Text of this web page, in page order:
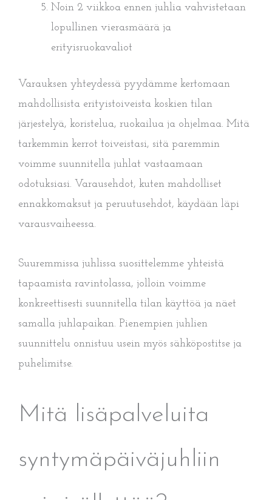
Noin 2 viikkoa ennen juhlia vahvistetaan
lopullinen vierasmäärä ja
erityisruokavaliot
Varauksen yhteydessä pyydämme kertomaan
mahdollisista erityistoiveista koskien tilan
järjestelyä, koristelua, ruokailua ja ohjelmaa. Mitä
tarkemmin kerrot toiveistasi, sitä paremmin
voimme suunnitella juhlat vastaamaan
odotuksiasi. Varausehdot, kuten mahdolliset
ennakkomaksut ja peruutusehdot, käydään läpi
varausvaiheessa.
Suuremmissa juhlissa suosittelemme yhteistä
tapaamista ravintolassa, jolloin voimme
konkreettisesti suunnitella tilan käyttöä ja näet
samalla juhlapaikan. Pienempien juhlien
suunnittelu onnistuu usein myös sähköpostitse ja
puhelimitse.
Mitä lisäpalveluita
syntymäpäiväjuhliin